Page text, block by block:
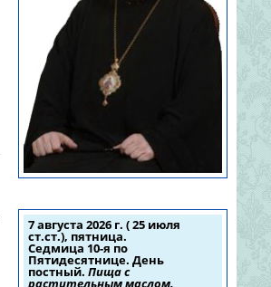
7 августа 2026 г. ( 25 июля
ст.ст.), пятница.
Седмица 10-я по
Пятидесятнице. День
постный.Пища с
растительным маслом.